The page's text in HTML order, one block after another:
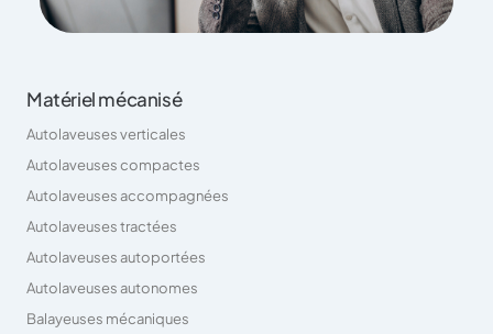
Matériel mécanisé
Autolaveuses verticales
Autolaveuses compactes
Autolaveuses accompagnées
Autolaveuses tractées
Autolaveuses autoportées
Autolaveuses autonomes
Balayeuses mécaniques